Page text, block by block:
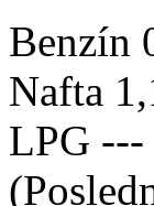
Benzín
Nafta
LPG ---